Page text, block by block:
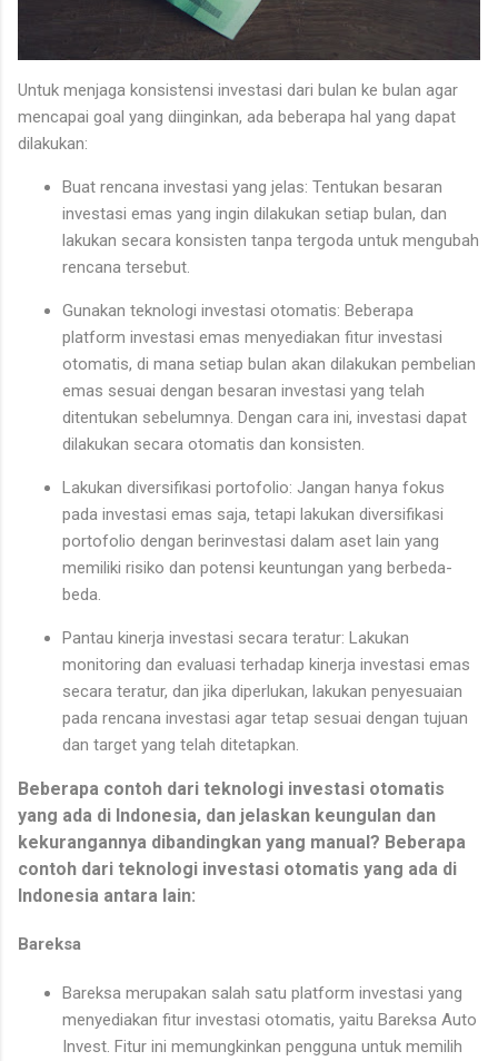
Untuk menjaga konsistensi investasi dari bulan ke bulan agar
mencapai goal yang diinginkan, ada beberapa hal yang dapat
dilakukan:
Buat rencana investasi yang jelas: Tentukan besaran
investasi emas yang ingin dilakukan setiap bulan, dan
lakukan secara konsisten tanpa tergoda untuk mengubah
rencana tersebut.
Gunakan teknologi investasi otomatis: Beberapa
platform investasi emas menyediakan fitur investasi
otomatis, di mana setiap bulan akan dilakukan pembelian
emas sesuai dengan besaran investasi yang telah
ditentukan sebelumnya. Dengan cara ini, investasi dapat
dilakukan secara otomatis dan konsisten.
Lakukan diversifikasi portofolio: Jangan hanya fokus
pada investasi emas saja, tetapi lakukan diversifikasi
portofolio dengan berinvestasi dalam aset lain yang
memiliki risiko dan potensi keuntungan yang berbeda-
beda.
Pantau kinerja investasi secara teratur: Lakukan
monitoring dan evaluasi terhadap kinerja investasi emas
secara teratur, dan jika diperlukan, lakukan penyesuaian
pada rencana investasi agar tetap sesuai dengan tujuan
dan target yang telah ditetapkan.
Beberapa contoh dari teknologi investasi otomatis
yang ada di Indonesia, dan jelaskan keungulan dan
kekurangannya dibandingkan yang manual? Beberapa
contoh dari teknologi investasi otomatis yang ada di
Indonesia antara lain:
Bareksa
Bareksa merupakan salah satu platform investasi yang
menyediakan fitur investasi otomatis, yaitu Bareksa Auto
Invest. Fitur ini memungkinkan pengguna untuk memilih